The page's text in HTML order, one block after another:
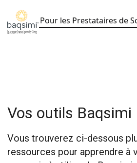
contenu
Pour les Prestataires de
Vos outils Baqsimi
Vous trouverez ci-dessous
ressources pour apprendre à